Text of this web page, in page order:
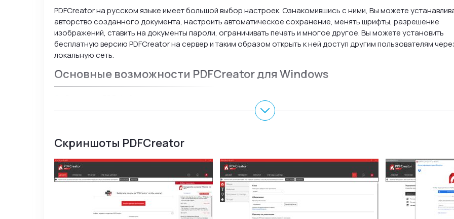
PDFCreator на русском языке имеет большой выбор настроек. Ознакомившись с ними, Вы можете
авторство созданного документа, настроить автоматическое сохранение, менять шрифты, разрешение
изображений, ставить на документы пароли, ограничивать печать и многое другое. Вы можете установить
бесплатную версию PDFCreator на сервер и таким образом открыть к ней доступ другим пользователям
локальную сеть.
Основные возможности PDFCreator для Windows
Конвертирование файлов в разные популярные форматы;
Создание одного документа из двух других;
Бесплатное использование в коммерческих целях.
Скриншоты PDFCreator